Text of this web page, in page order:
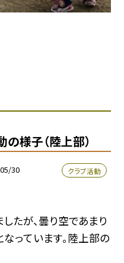
の様子（陸上部）
30 クラブ活動
たが、曇り空であまり
っています。陸上部の